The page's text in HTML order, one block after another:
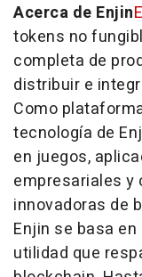
Acerca de Enjin
tokens no
completa de
distribuir e
Como
tecnología de
en juegos,
empresariales y
innovadoras de
Enjin se basa
utilidad que